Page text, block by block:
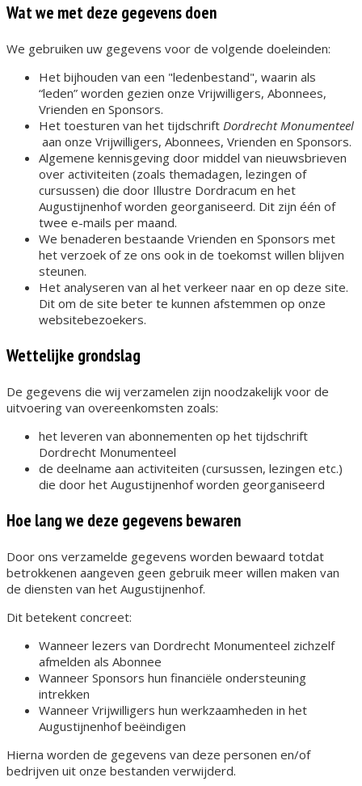
Wat we met deze gegevens doen
We gebruiken uw gegevens voor de volgende doeleinden:
Het bijhouden van een "ledenbestand", waarin als
“leden” worden gezien onze Vrijwilligers, Abonnees,
Vrienden en Sponsors.
Het toesturen van het tijdschrift Dordrecht Monumenteel
aan onze Vrijwilligers, Abonnees, Vrienden en Sponsors.
Algemene kennisgeving door middel van nieuwsbrieven
over activiteiten (zoals themadagen, lezingen of
cursussen) die door Illustre Dordracum en het
Augustijnenhof worden georganiseerd. Dit zijn één of
twee e-mails per maand.
We benaderen bestaande Vrienden en Sponsors met
het verzoek of ze ons ook in de toekomst willen blijven
steunen.
Het analyseren van al het verkeer naar en op deze site.
Dit om de site beter te kunnen afstemmen op onze
websitebezoekers.
Wettelijke grondslag
De gegevens die wij verzamelen zijn noodzakelijk voor de
uitvoering van overeenkomsten zoals:
het leveren van abonnementen op het tijdschrift
Dordrecht Monumenteel
de deelname aan activiteiten (cursussen, lezingen etc.)
die door het Augustijnenhof worden georganiseerd
Hoe lang we deze gegevens bewaren
Door ons verzamelde gegevens worden bewaard totdat
betrokkenen aangeven geen gebruik meer willen maken van
de diensten van het Augustijnenhof.
Dit betekent concreet:
Wanneer ​lezers van Dordrecht Monumenteel​ zichzelf
afmelden als Abonnee
Wanneer ​Sponsors​ hun financiële ondersteuning
intrekken
Wanneer ​Vrijwilligers​ hun werkzaamheden in het
Augustijnenhof beëindigen
Hierna worden de gegevens van deze personen en/of
bedrijven uit onze bestanden verwijderd.